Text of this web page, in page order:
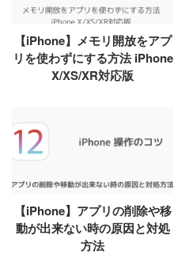
【iPhone】メモリ開放をアプ
リを使わずにする方法 iPhone
X/XS/XR対応版
【iPhone】アプリの削除や移
動が出来ない時の原因と対処
方法